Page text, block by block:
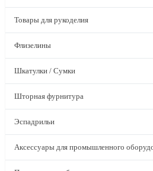
Товары для рукоделия
Флизелины
Шкатулки / Сумки
Шторная фурнитура
Эспадрильи
Аксессуары для промышленного